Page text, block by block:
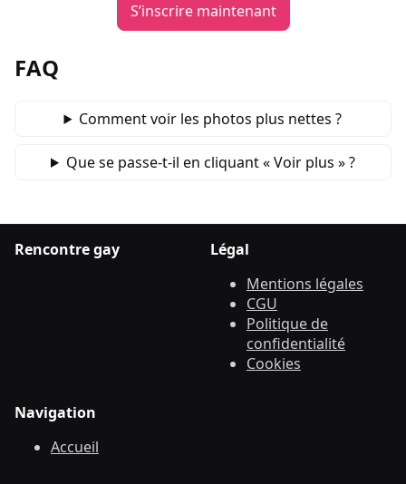
S’inscrire maintenant
FAQ
Comment voir les photos plus nettes ?
Que se passe‑t‑il en cliquant « Voir plus » ?
Rencontre gay
Légal
Mentions légales
CGU
Politique de
confidentialité
Cookies
Navigation
Accueil